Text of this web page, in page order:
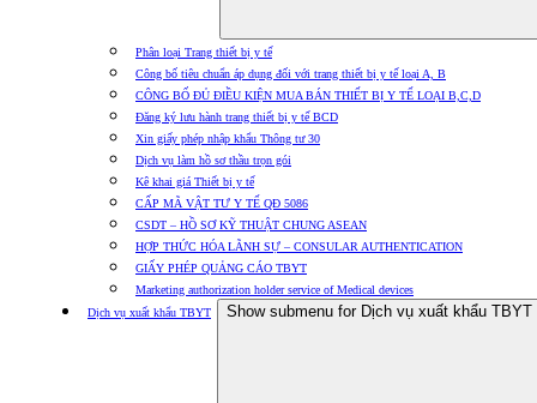
Phân loại Trang thiết bị y tế
Công bố tiêu chuẩn áp dụng đối với trang thiết bị y tế loại A, B
CÔNG BỐ ĐỦ ĐIỀU KIỆN MUA BÁN THIẾT BỊ Y TẾ LOẠI B,C,D
Đăng ký lưu hành trang thiết bị y tế BCD
Xin giấy phép nhập khẩu Thông tư 30
Dịch vụ làm hồ sơ thầu trọn gói
Kê khai giá Thiết bị y tế
CẤP MÃ VẬT TƯ Y TẾ QĐ 5086
CSDT – HỒ SƠ KỸ THUẬT CHUNG ASEAN
HỢP THỨC HÓA LÃNH SỰ – CONSULAR AUTHENTICATION
GIẤY PHÉP QUẢNG CÁO TBYT
Marketing authorization holder service of Medical devices
Dịch vụ xuất khẩu TBYT
Show submenu for Dịch vụ xuất khẩu TBYT